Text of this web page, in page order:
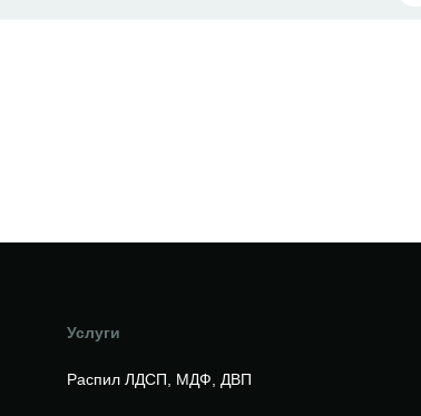
Услуги
Распил ЛДСП, МДФ, ДВП